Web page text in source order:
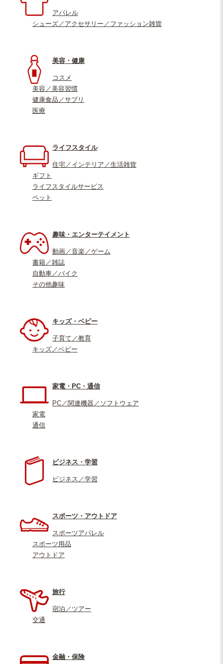
アパレル
シューズ／アクセサリー／ファッション雑貨
美容・健康
コスメ
美容／美容習慣
健康食品／サプリ
医療
ライフスタイル
住宅／インテリア／生活雑貨
ギフト
ライフスタイルサービス
ペット
趣味・エンターテイメント
動画／音楽／ゲーム
書籍／雑誌
自動車／バイク
その他趣味
キッズ・ベビー
子育て／教育
キッズ／ベビー
家電・PC・通信
PC／関連機器／ソフトウェア
家電
通信
ビジネス・学習
ビジネス／学習
スポーツ・アウトドア
スポーツアパレル
スポーツ用品
アウトドア
旅行
宿泊／ツアー
交通
金融・保険